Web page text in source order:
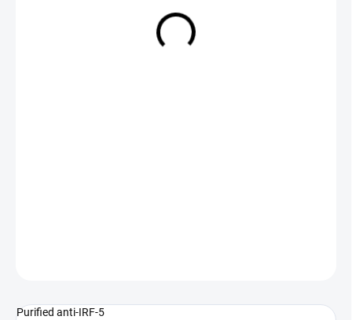
Purified anti-IRF-5